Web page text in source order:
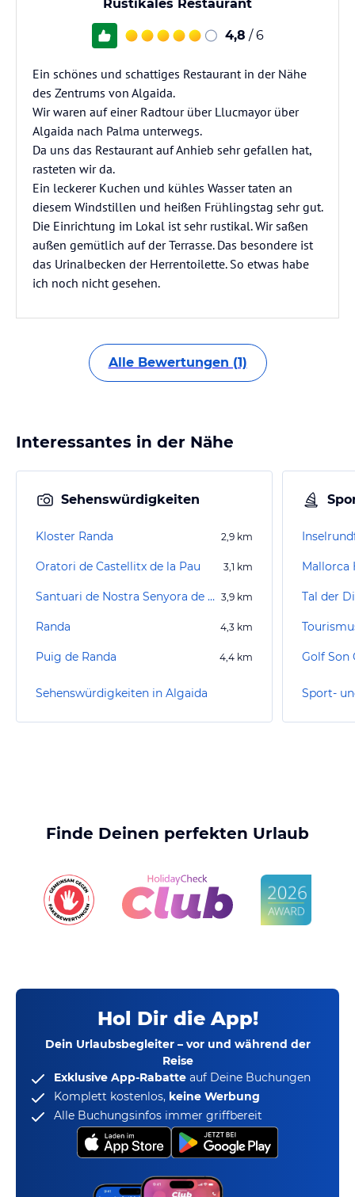
Rustikales Restaurant
4,8 / 6
Ein schönes und schattiges Restaurant in der Nähe
des Zentrums von Algaida.
Wir waren auf einer Radtour über Llucmayor über
Algaida nach Palma unterwegs.
Da uns das Restaurant auf Anhieb sehr gefallen hat,
rasteten wir da.
Ein leckerer Kuchen und kühles Wasser taten an
diesem Windstillen und heißen Frühlingstag sehr gut.
Die Einrichtung im Lokal ist sehr rustikal. Wir saßen
außen gemütlich auf der Terrasse. Das besondere ist
das Urinalbecken der Herrentoilette. So etwas habe
ich noch nicht gesehen.
Alle Bewertungen (1)
Interessantes in der Nähe
Sehenswürdigkeiten
Kloster Randa 2,9 km
Oratori de Castellitx de la Pau 3,1 km
Santuari de Nostra Senyora de Gracia 3,9 km
Randa 4,3 km
Puig de Randa 4,4 km
Sehenswürdigkeiten in Algaida
Mallorca
Tal der
Golf Son
Sport-
Finde Deinen perfekten Urlaub
Hol Dir die App!
Dein Urlaubsbegleiter – vor und während der
Reise
Exklusive App-Rabatte auf Deine Buchungen
Komplett kostenlos, keine Werbung
Alle Buchungsinfos immer griffbereit